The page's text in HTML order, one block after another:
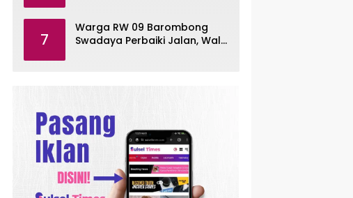
7
Warga RW 09 Barombong
Swadaya Perbaiki Jalan, Wali